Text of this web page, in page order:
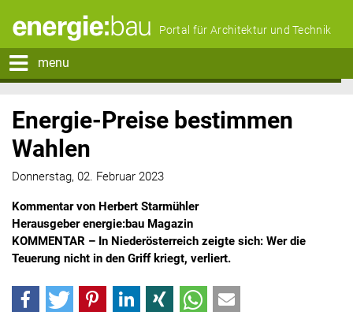
Portal für Architektur und Technik
menu
Energie-Preise bestimmen
Wahlen
Donnerstag, 02. Februar 2023
Kommentar von Herbert Starmühler
Herausgeber energie:bau Magazin
KOMMENTAR – In Niederösterreich zeigte sich: Wer die
Teuerung nicht in den Griff kriegt, verliert.